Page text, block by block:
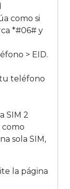
como si
*#06# y
> EID.
tu teléfono
SIM 2
como
sola SIM,
la página